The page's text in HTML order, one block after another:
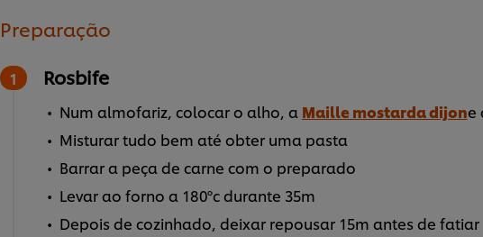
Preparação
Rosbife
Num almofariz, colocar o alho, a Maille mostarda dijone
Misturar tudo bem até obter uma pasta
Barrar a peça de carne com o preparado
Levar ao forno a 180ºc durante 35m
Depois de cozinhado, deixar repousar 15m antes de fatiar